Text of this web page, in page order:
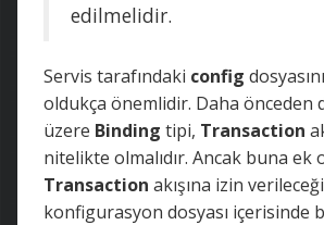
edilmelidir.
Servis tarafındaki config
oldukça önemlidir. Daha önceden
üzere Binding tipi, Transaction
nitelikte olmalıdır. Ancak buna ek
Transaction akışına izin
konfigurasyon dosyası içerisinde